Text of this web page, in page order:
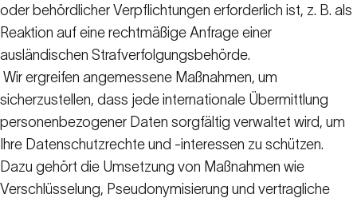
oder behördlicher Verpflichtungen erforderlich ist, z. B. als
Reaktion auf eine rechtmäßige Anfrage einer
ausländischen Strafverfolgungsbehörde.
Wir ergreifen angemessene Maßnahmen, um
sicherzustellen, dass jede internationale Übermittlung
personenbezogener Daten sorgfältig verwaltet wird, um
Ihre Datenschutzrechte und -interessen zu schützen.
Dazu gehört die Umsetzung von Maßnahmen wie
Verschlüsselung, Pseudonymisierung und vertragliche